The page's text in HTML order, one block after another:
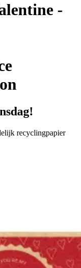
-
recyclingpapier